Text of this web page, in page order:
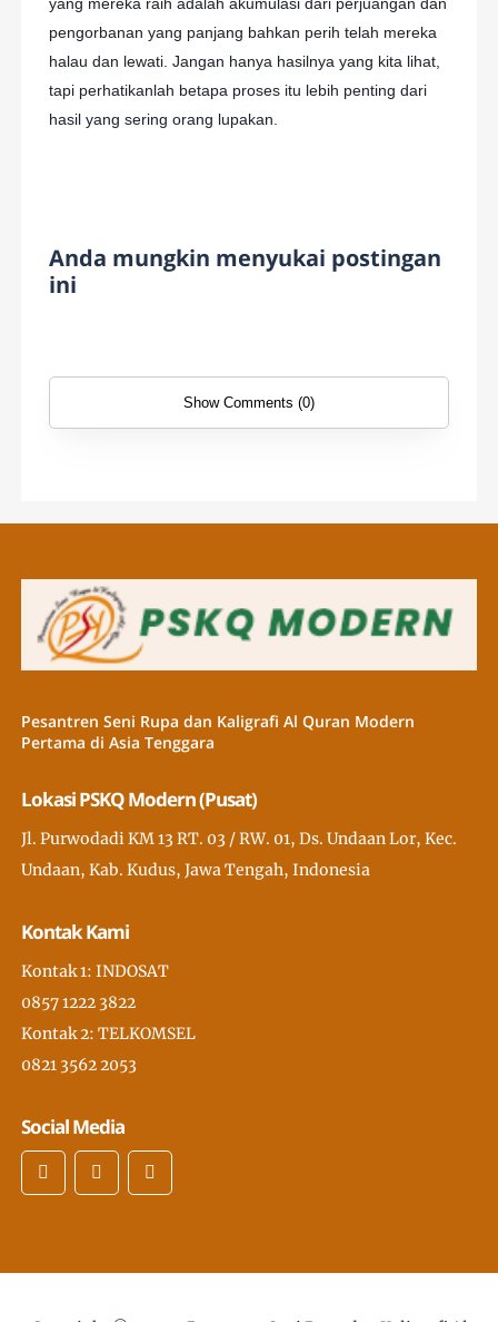
yang mereka raih adalah akumulasi dari perjuangan dan
pengorbanan yang panjang bahkan perih telah mereka
halau dan lewati. Jangan hanya hasilnya yang kita lihat,
tapi perhatikanlah betapa proses itu lebih penting dari
hasil yang sering orang lupakan.
Anda mungkin menyukai postingan
ini
Show Comments (0)
Pesantren Seni Rupa dan Kaligrafi Al Quran Modern
Pertama di Asia Tenggara
Lokasi PSKQ Modern (Pusat)
Jl. Purwodadi KM 13 RT. 03 / RW. 01, Ds. Undaan Lor, Kec.
Undaan, Kab. Kudus, Jawa Tengah, Indonesia
Kontak Kami
Kontak 1: INDOSAT
0857 1222 3822
Kontak 2: TELKOMSEL
0821 3562 2053
Social Media